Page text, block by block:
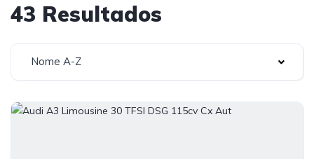
43 Resultados
Nome A-Z